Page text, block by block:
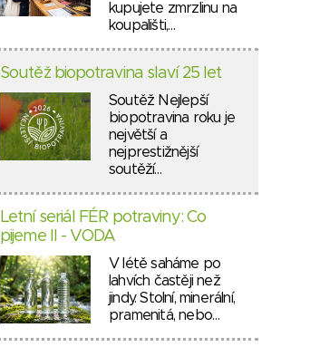
kupujete zmrzlinu na
koupališti,…
Soutěž biopotravina slaví 25 let
Soutěž Nejlepší
biopotravina roku je
největší a
nejprestižnější
soutěží…
Letní seriál FÉR potraviny: Co
pijeme II - VODA
V létě saháme po
lahvích častěji než
jindy. Stolní, minerální,
pramenitá, nebo…